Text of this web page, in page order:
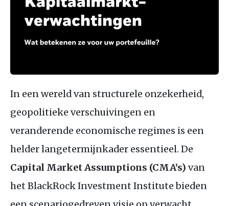
In een wereld van structurele onzekerheid,
geopolitieke verschuivingen en
veranderende economische regimes is een
helder langetermijnkader essentieel. De
Capital Market Assumptions (CMA’s) van
het BlackRock Investment Institute bieden